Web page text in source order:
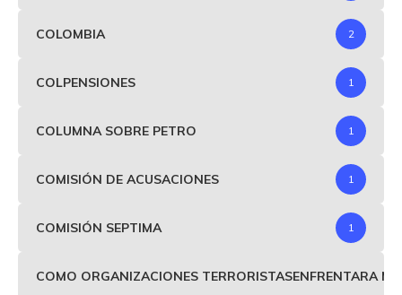
COLOMBIA 2
COLPENSIONES 1
COLUMNA SOBRE PETRO 1
COMISIÓN DE ACUSACIONES 1
COMISIÓN SEPTIMA 1
COMO ORGANIZACIONES TERRORISTASENFRENTARA